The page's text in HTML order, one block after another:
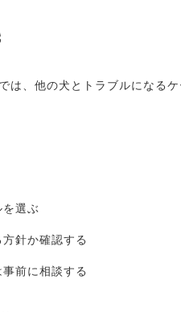
は、他の犬とトラブルになる
選ぶ
針か確認する
前に相談する